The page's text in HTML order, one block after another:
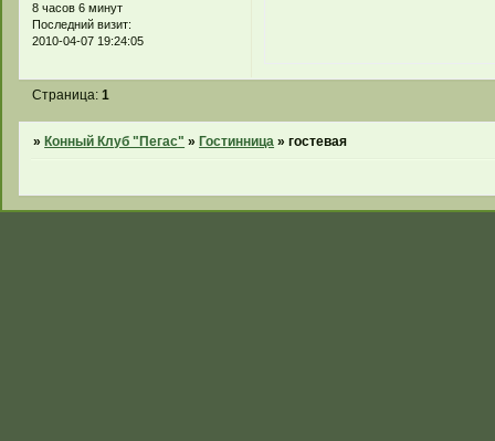
8 часов 6 минут
Последний визит:
2010-04-07 19:24:05
Страница:1
» Конный Клуб "Пегас" » Гостинница »гостевая